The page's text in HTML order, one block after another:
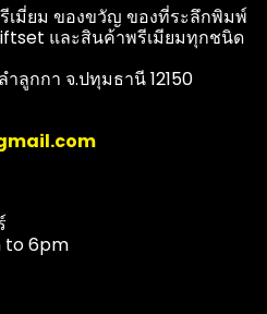
เมี่ยม ของขวัญ ของที่ระลึกพิมพ์
และสินค้าพรีเมียมทุกชนิด
ลูกกา จ.ปทุมธานี 12150
to 6pm